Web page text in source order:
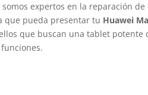
somos expertos en la reparación
que pueda presentar tu Huawei
que buscan una tablet